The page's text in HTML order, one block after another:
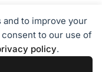
to improve your
to our use of
policy.
Privacy Policy